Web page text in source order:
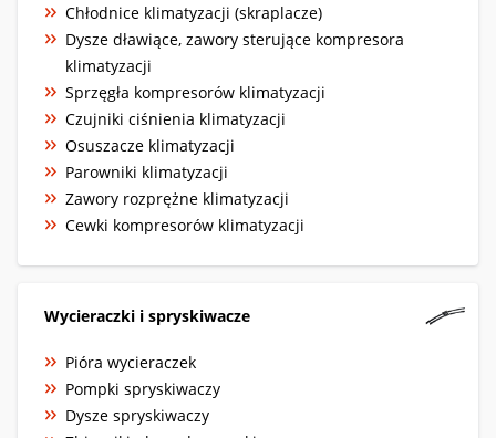
Chłodnice klimatyzacji (skraplacze)
Dysze dławiące, zawory sterujące kompresora
klimatyzacji
Sprzęgła kompresorów klimatyzacji
Czujniki ciśnienia klimatyzacji
Osuszacze klimatyzacji
Parowniki klimatyzacji
Zawory rozprężne klimatyzacji
Cewki kompresorów klimatyzacji
Wycieraczki i spryskiwacze
Pióra wycieraczek
Pompki spryskiwaczy
Dysze spryskiwaczy